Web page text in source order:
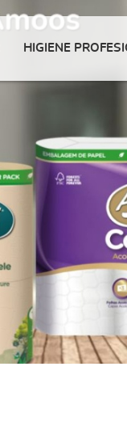
HIGIENE